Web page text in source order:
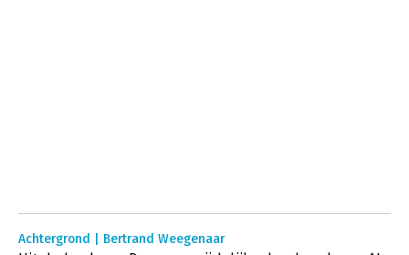
Achtergrond | Bertrand Weegenaar